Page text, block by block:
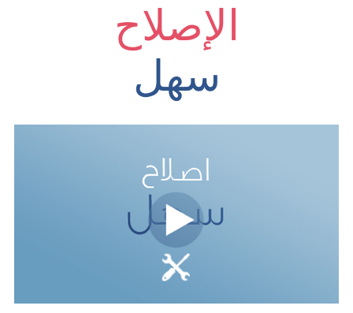
الإصلاح
سهل